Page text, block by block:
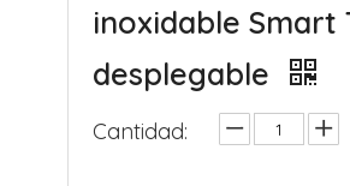
inoxidable Smart
desplegable
Cantidad: